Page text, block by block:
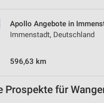
Apollo Angebote in
Immenstadt, Deutschland
596,63 km
Prospekte für
aktiv angeforderten